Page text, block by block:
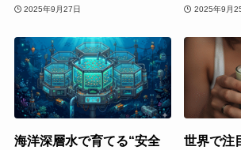
2025年9月27日 2025年9月
海洋深層水で育てる“安全
世界で注